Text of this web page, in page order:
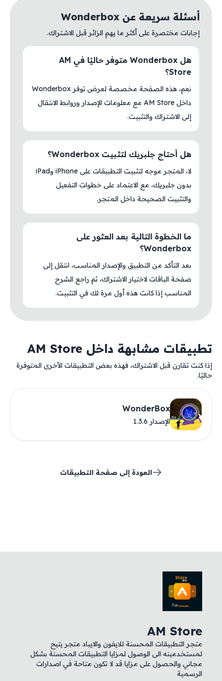
أسئلة سريعة عن Wonderbox
إجابات مختصرة على أكثر ما يهم الزائر قبل الاشتراك.
هل Wonderbox متوفر حاليًا في AM
Store؟
نعم، هذه الصفحة مخصصة لعرض توفر Wonderbox
داخل AM Store مع معلومات الإصدار وروابط الانتقال
إلى الاشتراك والتثبيت.
هل أحتاج جلبريك لتثبيت Wonderbox؟
لا، المتجر موجه لتثبيت التطبيقات على iPhone وiPad
بدون جلبريك، مع الاعتماد على خطوات التفعيل
والتثبيت الصحيحة داخل المتجر.
ما الخطوة التالية بعد العثور على
Wonderbox؟
بعد التأكد من التطبيق والإصدار المناسب، انتقل إلى
صفحة الباقات لاختيار الاشتراك، ثم راجع الشرح
المناسب إذا كانت هذه أول مرة لك في التثبيت.
تطبيقات مشابهة داخل AM Store
إذا كنت تقارن قبل الاشتراك، فهذه بعض التطبيقات الأخرى المتوفرة
حاليًا.
WonderBox
الإصدار 1.3.6
العودة إلى صفحة التطبيقات
AM Store
متجر التطبيقات المحسنة للايفون والايباد متجر يتيح
لمستخدمينه الى الوصول لمزايا التطبيقات المحسنة بشكل
مجاني والحصول على مزايا قد لا تكون متاحة في اصدارات
الرسمية